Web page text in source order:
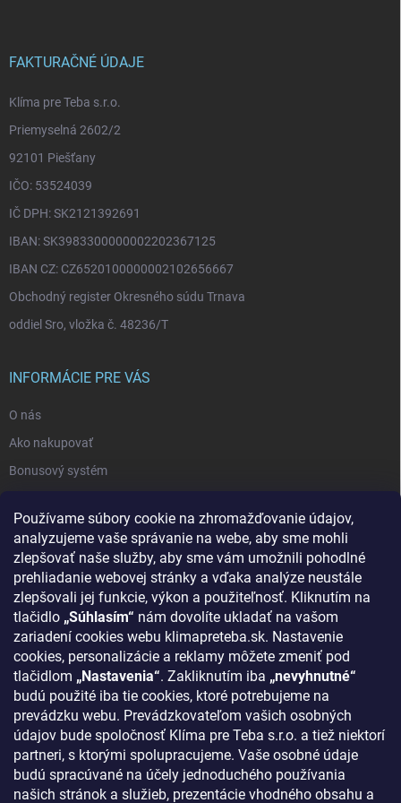
Používame súbory cookie na zhromažďovanie údajov,
analyzujeme vaše správanie na webe, aby sme mohli
zlepšovať naše služby, aby sme vám umožnili pohodlné
prehliadanie webovej stránky a vďaka analýze neustále
zlepšovali jej funkcie, výkon a použiteľnosť. Kliknutím na
tlačidlo „Súhlasím“ nám dovolíte ukladať na vašom
zariadení cookies webu klimapreteba.sk. Nastavenie
cookies, personalizácie a reklamy môžete zmeniť pod
tlačidlom „Nastavenia“. Zakliknutím iba „nevyhnutné“
budú použité iba tie cookies, ktoré potrebujeme na
prevádzku webu. Prevádzkovateľom vašich osobných
údajov bude spoločnosť Klíma pre Teba s.r.o. a tiež niektorí
partneri, s ktorými spolupracujeme. Vaše osobné údaje
budú spracúvané na účely jednoduchého používania
našich stránok a služieb, prezentácie vhodného obsahu a
FAKTURAČNÉ ÚDAJE
Klíma pre Teba s.r.o.
Priemyselná 2602/2
92101 Piešťany
IČO: 53524039
IČ DPH: SK2121392691
IBAN: SK3983300000002202367125
IBAN CZ: CZ6520100000002102656667
Obchodný register Okresného súdu Trnava
oddiel Sro, vložka č. 48236/T
INFORMÁCIE PRE VÁS
O nás
Ako nakupovať
Bonusový systém
Blog - najnovšie články
Obchodné podmienky
Podmienky ochrany osobných údajov
Odstúpenie od zmluvy
Kontakty
KONTAKT
klima@klimapreteba.sk
0907 044 080